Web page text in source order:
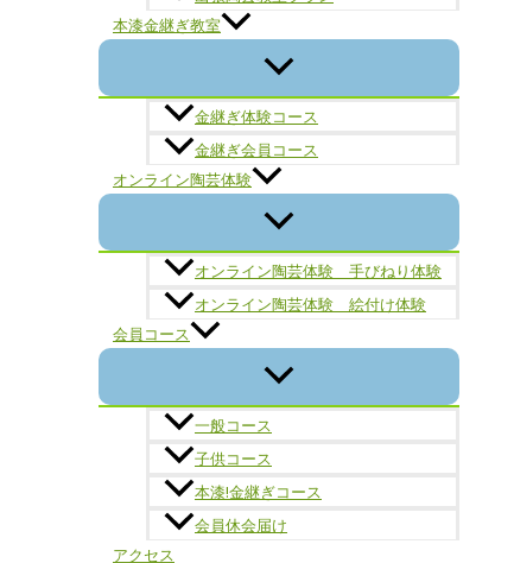
本漆金継ぎ教室
金継ぎ体験コース
金継ぎ会員コース
オンライン陶芸体験
オンライン陶芸体験 手びねり体験
オンライン陶芸体験 絵付け体験
会員コース
一般コース
子供コース
本漆!金継ぎコース
会員休会届け
アクセス